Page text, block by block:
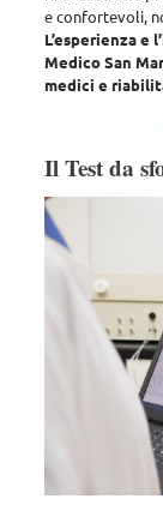
e confortevoli,
L’esperienza
Medico San
medici e
Il Test da